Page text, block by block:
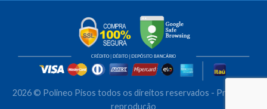
2026 © Polineo Pisos todos os direitos reservados - Proibida a
reprodução